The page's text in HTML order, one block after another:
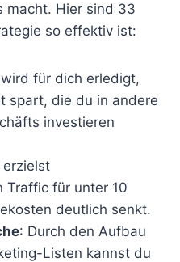
macht. Hier sind 33
so effektiv ist:
für dich erledigt,
spart, die du in andere
investieren
erzielst
Traffic für unter 10
deutlich senkt.
: Durch den Aufbau
Listen kannst du